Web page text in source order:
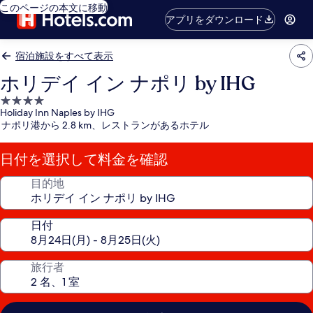
このページの本文に移動
アプリをダウンロード
宿泊施設をすべて表示
ホリデイ イン ナポリ by IHG
4.0
つ
星
宿
泊
施
Holiday Inn Naples by IHG
ナポリ港から 2.8 km、レストランがあるホテル
日付を選択して料金を確認
目的地
日付
旅行者